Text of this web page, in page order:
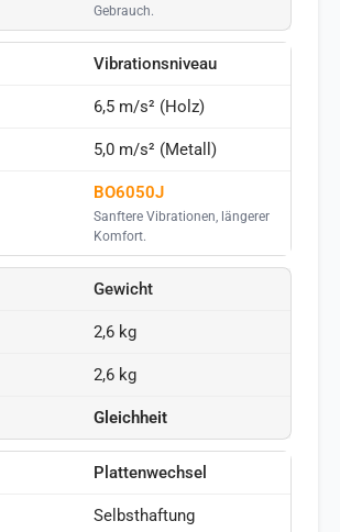
Gebrauch.
Vibrationsniveau
6,5 m/s² (Holz)
5,0 m/s² (Metall)
BO6050J
Sanftere Vibrationen, längerer
Komfort.
Gewicht
2,6 kg
2,6 kg
Gleichheit
Plattenwechsel
Selbsthaftung